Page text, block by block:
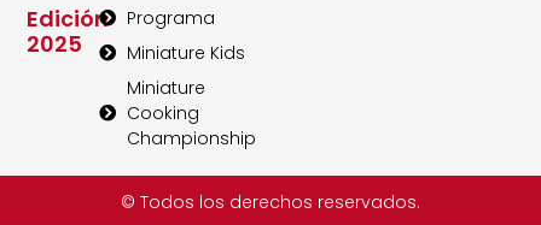
Edición
2025
Programa
Miniature Kids
Miniature
Cooking
Championship
© Todos los derechos reservados.